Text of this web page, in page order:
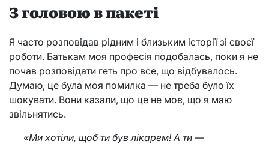
З головою в пакеті
Я часто розповідав рідним і близьким історії зі своєї
роботи. Батькам моя професія подобалась, поки я не
почав розповідати геть про все, що відбувалось.
Думаю, це була моя помилка — не треба було їх
шокувати. Вони казали, що це не моє, що я маю
звільнятись.
«Ми хотіли, щоб ти був лікарем! А ти —